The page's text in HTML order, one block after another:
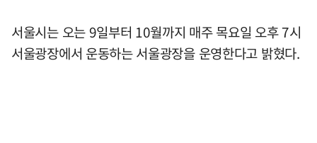
서울시는 오는 9일부터 10월까지 매주 목요일 오후 7시
서울광장에서 운동하는 서울광장을 운영한다고 밝혔다.